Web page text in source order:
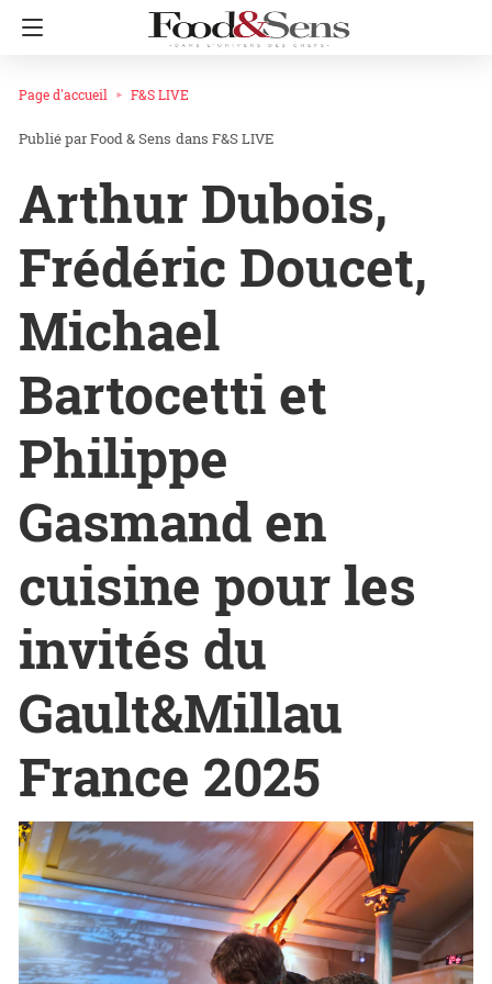
Page d'accueil F&S LIVE
Food & Sens dans F&S LIVE
Arthur Dubois,
Frédéric Doucet,
Michael
Bartocetti et
Philippe
Gasmand en
cuisine pour les
invités du
Gault&Millau
France 2025